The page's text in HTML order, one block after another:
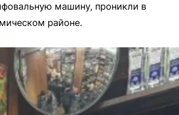
машину, проникли в
районе.